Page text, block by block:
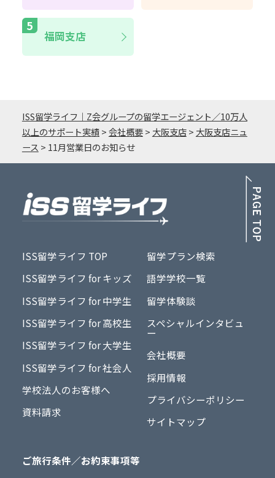
福岡支店
ISS留学ライフ｜Z会グループの留学エージェント／10万人
以上のサポート実績>会社概要> 大阪支店> 大阪支店ニュ
ース > 11月営業日のお知らせ
ISS留学ライフ TOP
ISS留学ライフ for キッズ
ISS留学ライフ for 中学生
ISS留学ライフ for 高校生
ISS留学ライフ for 大学生
ISS留学ライフ for 社会人
学校法人のお客様へ
資料請求
留学プラン検索
語学学校一覧
留学体験談
スペシャルインタビュ
ー
会社概要
採用情報
プライバシーポリシー
サイトマップ
ご旅行条件／お約束事項等